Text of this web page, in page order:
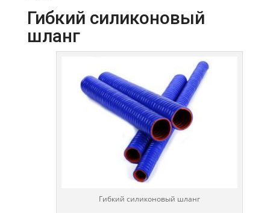
Гибкий силиконовый
шланг
Гибкий силиконовый шланг